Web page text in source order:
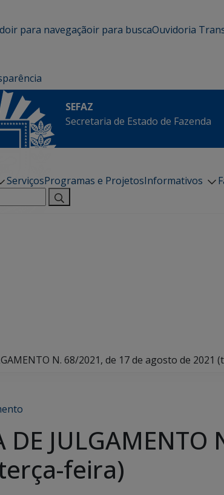
ir para navegaçãoir para buscaOuvidoria
SEFAZ
Secretaria de Estado de Fazenda
ServiçosProgramas e ProjetosInformativos
N. 68/2021, de 17 de agosto de 2021
DE
feira)